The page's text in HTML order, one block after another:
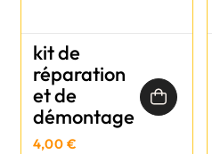
kit de
réparation
et de
démontage
4,00 €